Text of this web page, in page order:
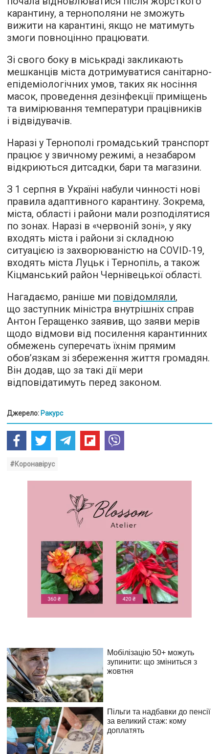
карантину, а тернополяни не зможуть
вижити на карантині, якщо не матимуть
змоги повноцінно працювати.
Зі свого боку в міськраді закликають
мешканців міста дотримуватися санітарно-
епідеміологічних умов, таких як носіння
масок, проведення дезінфекції приміщень
та вимірювання температури працівників
і відвідувачів.
Наразі у Тернополі громадський транспорт
працює у звичному режимі, а незабаром
відкриються дитсадки, бари та магазини.
З 1 серпня в Україні набули чинності нові
правила адаптивного карантину. Зокрема,
міста, області і райони мали розподілятися
по зонах. Наразі в «червоній зоні», у яку
входять міста і райони зі складною
ситуацією із захворюваністю на COVID-19,
входять міста Луцьк і Тернопіль, а також
Кіцманський район Чернівецької області.
Нагадаємо, раніше ми повідомляли,
що заступник міністра внутрішніх справ
Антон Геращенко заявив, що заяви мерів
щодо відмови від посилення карантинних
обмежень суперечать їхнім прямим
обов’язкам зі збереження життя громадян.
Він додав, що за такі дії мери
відповідатимуть перед законом.
Джерело: Ракурс
#Коронавірус